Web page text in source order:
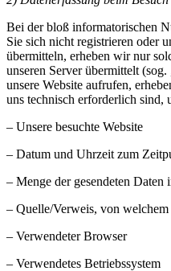
Bei der bloß informatorischen
Sie sich nicht registrieren oder
übermitteln, erheben wir nur
unseren Server übermittelt
unsere Website aufrufen,
uns technisch erforderlich sind,
– Unsere besuchte Website
– Datum und Uhrzeit zum
– Menge der gesendeten Daten
– Quelle/Verweis, von welchem
– Verwendeter Browser
– Verwendetes Betriebssystem